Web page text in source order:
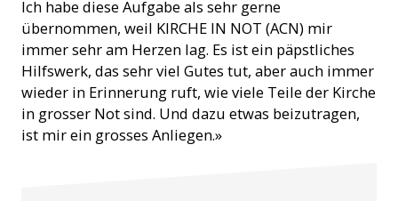
Ich habe diese Aufgabe als sehr gerne
übernommen, weil KIRCHE IN NOT (ACN) mir
immer sehr am Herzen lag. Es ist ein päpstliches
Hilfswerk, das sehr viel Gutes tut, aber auch immer
wieder in Erinnerung ruft, wie viele Teile der Kirche
in grosser Not sind. Und dazu etwas beizutragen,
ist mir ein grosses Anliegen.»